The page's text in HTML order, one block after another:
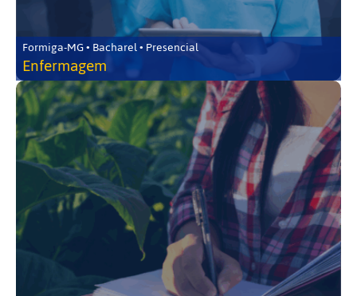
Formiga-MG • Bacharel • Presencial
Enfermagem